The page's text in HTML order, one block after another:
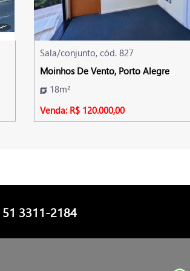
Sala/conjunto, cód. 827
Moinhos De Vento, Porto Alegre
18m²
Venda: R$ 120.000,00
51 3311-2184